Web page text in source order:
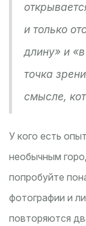
и только
длину» и
точка
смысле,
У кого есть
необычным
попробуйте
фотографии и
повторяются